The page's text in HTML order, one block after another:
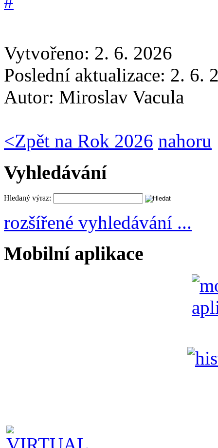
Vytvořeno: 2. 6. 2026
Poslední aktualizace: 2. 6.
Autor: Miroslav Vacula
<Zpět na Rok 2026 nahoru
Vyhledávání
Hledaný výraz:
rozšířené vyhledávání ...
Mobilní aplikace